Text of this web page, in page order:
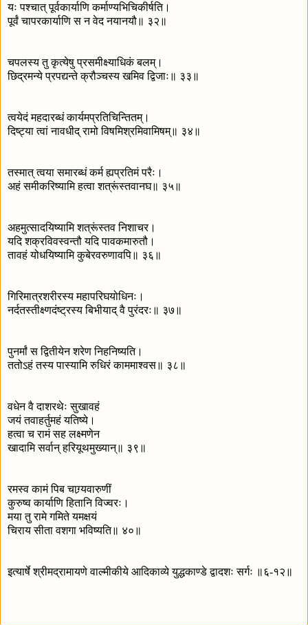
यः पश्चात् पूर्वकार्याणि कर्माण्यभिचिकीर्षति।
पूर्वं चापरकार्याणि स न वेद नयानयौ॥ ३२॥
चपलस्य तु कृत्येषु प्रसमीक्ष्याधिकं बलम्।
छिद्रमन्ये प्रपद्यन्ते क्रौञ्चस्य खमिव द्विजाः॥ ३३॥
त्वयेदं महदारब्धं कार्यमप्रतिचिन्तितम्।
दिष्ट्या त्वां नावधीद् रामो विषमिश्रमिवामिषम्॥ ३४॥
तस्मात् त्वया समारब्धं कर्म ह्यप्रतिमं परैः।
अहं समीकरिष्यामि हत्वा शत्रूंस्तवानघ॥ ३५॥
अहमुत्सादयिष्यामि शत्रूंस्तव निशाचर।
यदि शक्रविवस्वन्तौ यदि पावकमारुतौ।
तावहं योधयिष्यामि कुबेरवरुणावपि॥ ३६॥
गिरिमात्रशरीरस्य महापरिघयोधिनः।
नर्दतस्तीक्ष्णदंष्ट्रस्य बिभीयाद् वै पुरंदरः॥ ३७॥
पुनर्मां स द्वितीयेन शरेण निहनिष्यति।
ततोऽहं तस्य पास्यामि रुधिरं काममाश्वस॥ ३८॥
वधेन वै दाशरथेः सुखावहं
जयं तवाहर्तुमहं यतिष्ये।
हत्वा च रामं सह लक्ष्मणेन
खादामि सर्वान् हरियूथमुख्यान्॥ ३९॥
रमस्व कामं पिब चाग्र्यवारुणीं
कुरुष्व कार्याणि हितानि विज्वरः।
मया तु रामे गमिते यमक्षयं
चिराय सीता वशगा भविष्यति॥ ४०॥
इत्यार्षे श्रीमद्रामायणे वाल्मीकीये आदिकाव्ये युद्धकाण्डे द्वादशः सर्गः ॥६-१२॥